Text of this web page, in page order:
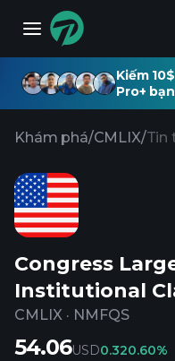
Kiếm
Pro+
Khám phá/CMLIX/Tin
Congress
Institutional
CMLIX · NMFQS
54.06USD0.320.60%